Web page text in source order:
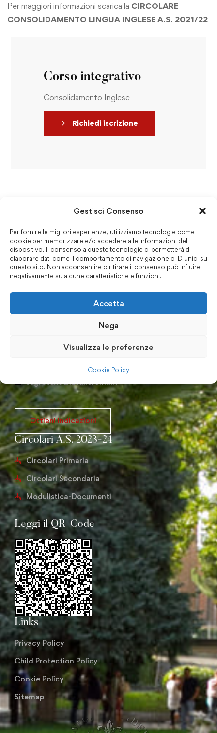
Gestisci Consenso
Per fornire le migliori esperienze, utilizziamo tecnologie come i
cookie per memorizzare e/o accedere alle informazioni del
dispositivo. Il consenso a queste tecnologie ci permetterà di
elaborare dati come il comportamento di navigazione o ID unici su
questo sito. Non acconsentire o ritirare il consenso può influire
negativamente su alcune caratteristiche e funzioni.
Accetta
Nega
Visualizza le preferenze
Cookie Policy
Per maggiori informazioni scarica la CIRCOLARE
CONSOLIDAMENTO LINGUA INGLESE A.S. 2021/22
Corso integrativo
Consolidamento Inglese
Richiedi iscrizione
Recapiti e Contatti
Telefono: 06 66 22 186
Fax: 06 6637004
segreteria@lasalleroma.it
Ottieni indicazioni
Circolari A.S. 2023-24
Circolari Primaria
Circolari Secondaria
Modulistica-Documenti
Leggi il QR-Code
Links
Privacy Policy
Child Protection Policy
Cookie Policy
Sitemap